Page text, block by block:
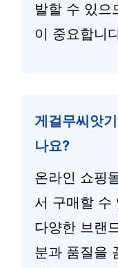
발할 수 있으
이 중요합니
게걸무씨앗
나요?
온라인 쇼핑
서 구매할 수
다양한 브랜
분과 품질을